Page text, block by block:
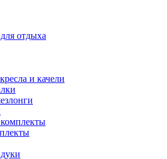
отдыха
и качели